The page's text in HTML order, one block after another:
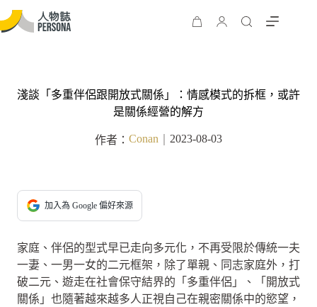
淺談「多重伴侶跟開放式關係」：情感模式的拆框，或許
是關係經營的解方
作者： Conan 2023-08-03
加入為 Google 偏好來源
家庭、伴侶的型式早已走向多元化，不再受限於傳統一夫
一妻、一男一女的二元框架，除了單親、同志家庭外，打
破二元、遊走在社會保守結界的「多重伴侶」、「開放式
關係」也隨著越來越多人正視自己在親密關係中的慾望，